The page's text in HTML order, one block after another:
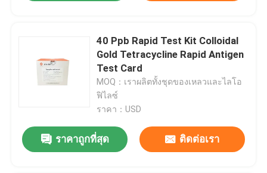
ข่าว
40 Ppb Rapid Test Kit Colloidal
Gold Tetracycline Rapid Antigen
Test Card
MOQ：เราผลิตทั้งชุดของเหลวและไลโอ
ฟิไลซ์
ราคา：USD
ราคาถูกที่สุด ติดต่อเรา